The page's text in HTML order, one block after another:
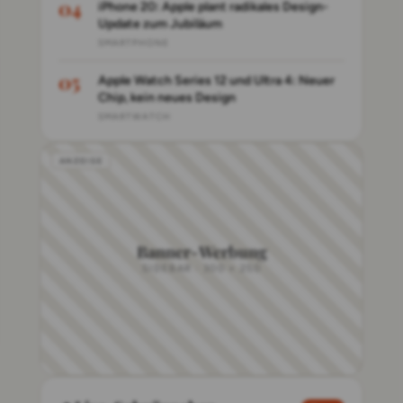
iPhone 20: Apple plant radikales Design-
Update zum Jubiläum
Apple Watch Series 12 und Ultra 4: Neuer
Chip, kein neues Design
Banner-Werbung